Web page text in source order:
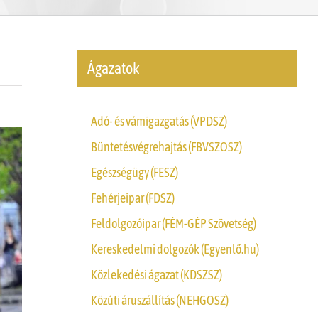
Ágazatok
Adó- és vámigazgatás (VPDSZ)
Büntetésvégrehajtás (FBVSZOSZ)
Egészségügy (FESZ)
Fehérjeipar (FDSZ)
Feldolgozóipar (FÉM-GÉP Szövetség)
Kereskedelmi dolgozók (Egyenlő.hu)
Közlekedési ágazat (KDSZSZ)
Közúti áruszállítás (NEHGOSZ)